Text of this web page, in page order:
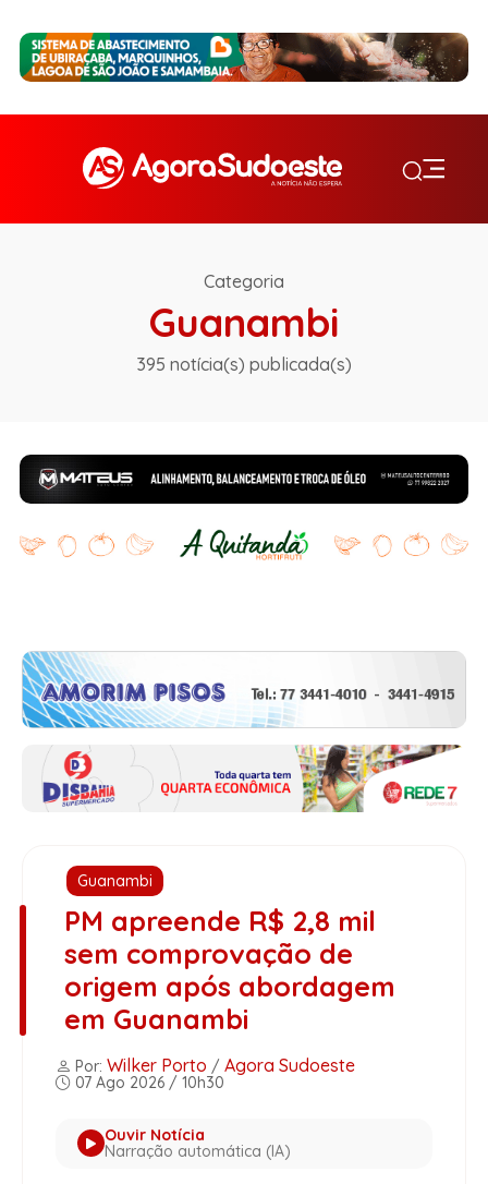
Categoria
Guanambi
395 notícia(s) publicada(s)
Guanambi
PM apreende R$ 2,8 mil
sem comprovação de
origem após abordagem
em Guanambi
Por: Wilker Porto / Agora Sudoeste
07 Ago 2026 / 10h30
Ouvir Notícia
Narração automática (IA)